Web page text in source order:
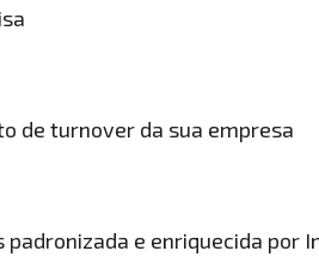
de turnover da sua empresa
padronizada e enriquecida por